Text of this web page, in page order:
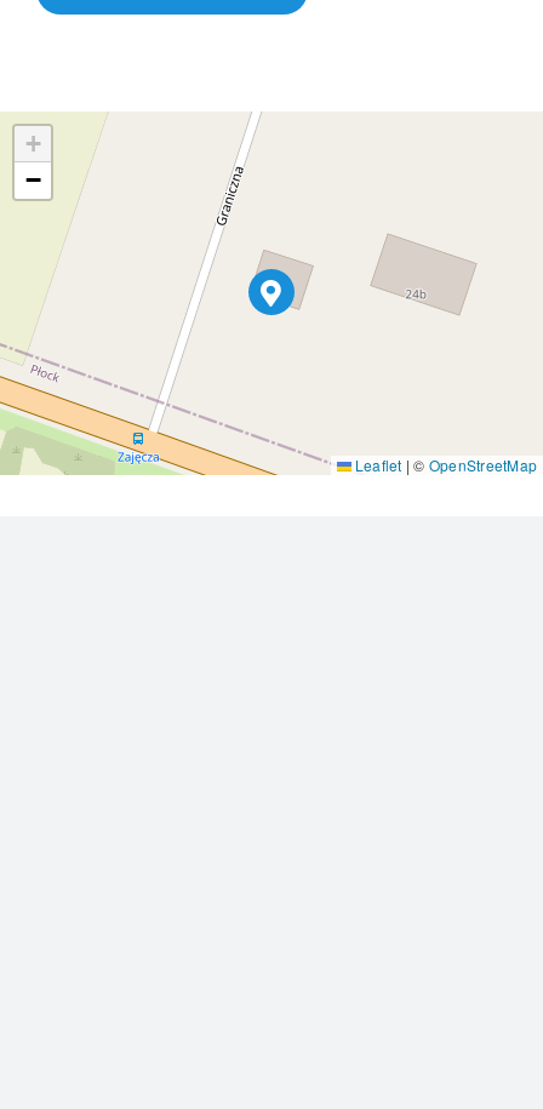
+
−
Leaflet | © OpenStreetMap